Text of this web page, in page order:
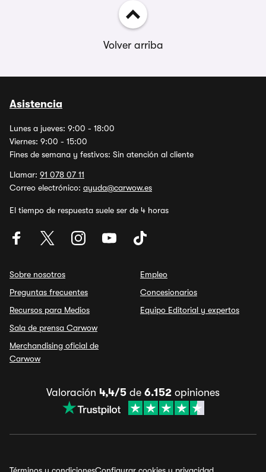
Volver arriba
Asistencia
Lunes a jueves: 9:00 - 18:00
Viernes: 9:00 - 15:00
Fines de semana y festivos: Sin atención al cliente
Llamar: 91 078 07 11
Correo electrónico: ayuda@carwow.es
El tiempo de respuesta suele ser de 4 horas
Sobre nosotros
Preguntas frecuentes
Recursos para Medios
Sala de prensa Carwow
Merchandising oficial de
Carwow
Empleo
Concesionarios
Equipo Editorial y expertos
Valoración 4,4/5 de 6.152 opiniones